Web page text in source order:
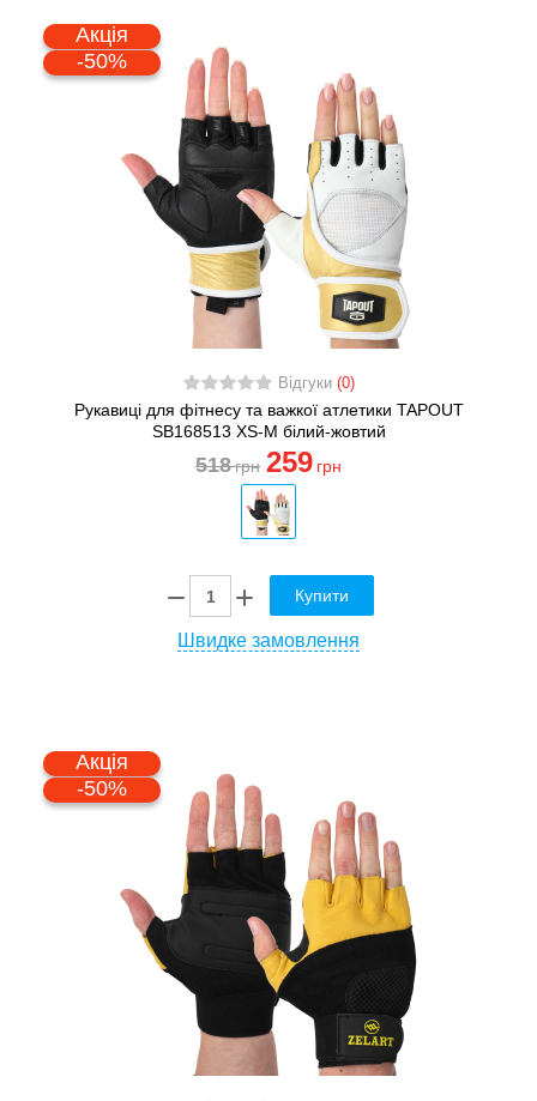
Акція
-50%
Відгуки (0)
Рукавиці для фітнесу та важкої атлетики TAPOUT
SB168513 XS-M білий-жовтий
518грн 259 грн
Купити
Швидке замовлення
Акція
-50%